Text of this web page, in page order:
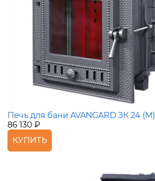
Печь для бани AVANGARD ЗК 24 (М)
86 130 ₽
КУПИТЬ